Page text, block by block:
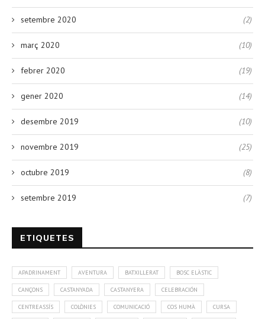
setembre 2020 (2)
març 2020 (10)
febrer 2020 (19)
gener 2020 (14)
desembre 2019 (10)
novembre 2019 (25)
octubre 2019 (8)
setembre 2019 (7)
ETIQUETES
APADRINAMENT AVENTURA BATXILLERAT BOSC ELÀSTIC
CANÇONS CASTANYADA CASTANYERA CELEBRACIÓN
CENTREASSÍS COLÒNIES COMUNICACIÓ COS HUMÀ CURSA